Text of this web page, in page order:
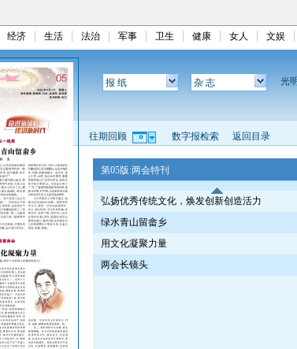
经济 生活 法治 军事 卫生 健康 女人 文娱
报 纸 杂 志 光
往期回顾 数字报检索 返回目录
第05版:两会特刊
弘扬优秀传统文化，焕发创新创造活力
绿水青山留畲乡
用文化凝聚力量
两会长镜头